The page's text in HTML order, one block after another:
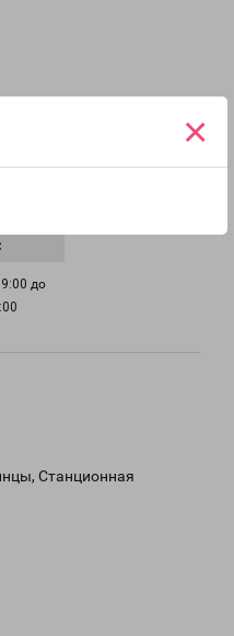
×
до
Станционная